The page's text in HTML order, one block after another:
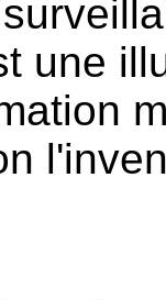
une